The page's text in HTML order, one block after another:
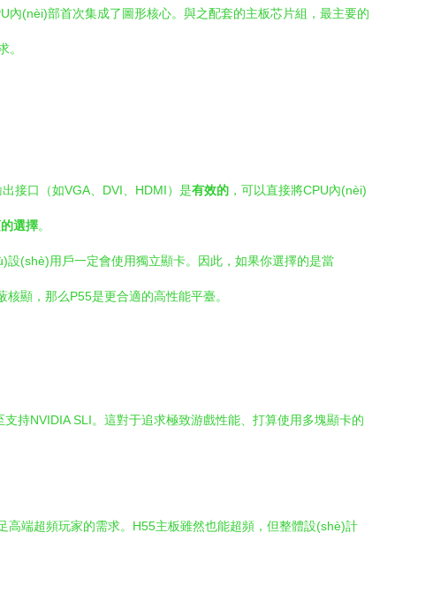
(nèi)部首次集成了圖形核心。與之配套的主板芯片組，最主要的
。
接口（如VGA、DVI、HDMI）是有效的 ，可以直接將CPU內(nèi)
選擇。
(shè)用戶一定會使用獨立顯卡。因此，如果你選擇的是當
顯，那么P55是更合適的高性能平臺。
支持NVIDIA SLI。這對于追求極致游戲性能、打算使用多塊顯卡的
高端超頻玩家的需求。H55主板雖然也能超頻，但整體設(shè)計